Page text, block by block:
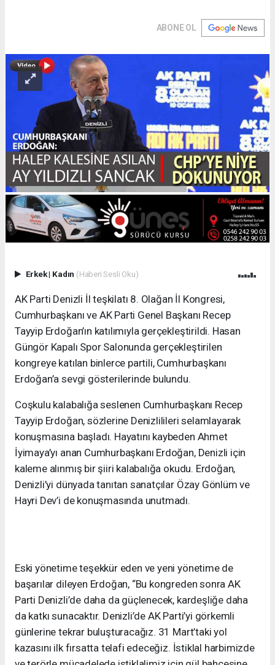
ABONE OL
Erkek| Kadın (Haberi Sesli Oku)
AK Parti Denizli İl teşkilatı 8. Olağan İl Kongresi,
Cumhurbaşkanı ve AK Parti Genel Başkanı Recep
Tayyip Erdoğan’ın katılımıyla gerçekleştirildi. Hasan
Güngör Kapalı Spor Salonunda gerçekleştirilen
kongreye katılan binlerce partili, Cumhurbaşkanı
Erdoğan’a sevgi gösterilerinde bulundu.
Coşkulu kalabalığa seslenen Cumhurbaşkanı Recep
Tayyip Erdoğan, sözlerine Denizlilileri selamlayarak
konuşmasına başladı. Hayatını kaybeden Ahmet
İyimaya’yı anan Cumhurbaşkanı Erdoğan, Denizli için
kaleme alınmış bir şiiri kalabalığa okudu. Erdoğan,
Denizli’yi dünyada tanıtan sanatçılar Özay Gönlüm ve
Hayri Dev’i de konuşmasında unutmadı.
Eski yönetime teşekkür eden ve yeni yönetime de
başarılar dileyen Erdoğan, “Bu kongreden sonra AK
Parti Denizli’de daha da güçlenecek, kardeşliğe daha
da katkı sunacaktır. Denizli’de AK Parti’yi görkemli
günlerine tekrar buluşturacağız. 31 Mart’taki yol
kazasını ilk fırsatta telafi edeceğiz. İstiklal harbimizde